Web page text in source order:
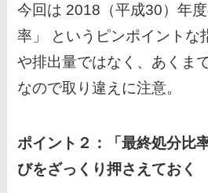
今回は 2018（平成30）年
率」 というピンポイントな
や排出量ではなく、あくま
なので取り違えに注意。
ポイント２：「最終処分比
びをざっくり押さえておく